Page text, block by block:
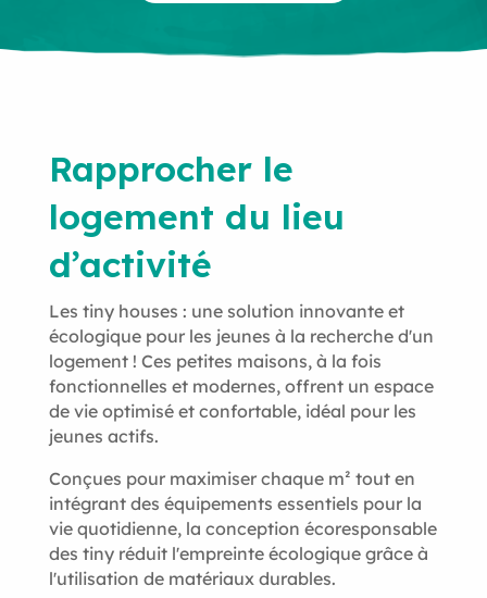
Rapprocher le
logement du lieu
d’activité
Les tiny houses : une solution innovante et
écologique pour les jeunes à la recherche d'un
logement ! Ces petites maisons, à la fois
fonctionnelles et modernes, offrent un espace
de vie optimisé et confortable, idéal pour les
jeunes actifs.
Conçues pour maximiser chaque m² tout en
intégrant des équipements essentiels pour la
vie quotidienne, la conception écoresponsable
des tiny réduit l'empreinte écologique grâce à
l'utilisation de matériaux durables.